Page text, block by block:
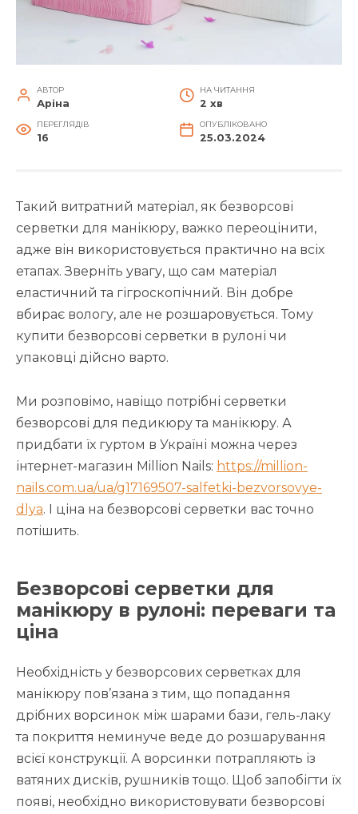
АВТОР
Аріна
НА ЧИТАННЯ
2 хв
ПЕРЕГЛЯДІВ
16
ОПУБЛІКОВАНО
25.03.2024
Такий витратний матеріал, як безворсові
серветки для манікюру, важко переоцінити,
адже він використовується практично на всіх
етапах. Зверніть увагу, що сам матеріал
еластичний та гігроскопічний. Він добре
вбирає вологу, але не розшаровується. Тому
купити безворсові серветки в рулоні чи
упаковці дійсно варто.
Ми розповімо, навіщо потрібні серветки
безворсові для педикюру та манікюру. А
придбати їх гуртом в Україні можна через
інтернет-магазин Million Nails: https://million-
nails.com.ua/ua/g17169507-salfetki-bezvorsovye-
dlya. І ціна на безворсові серветки вас точно
потішить.
Безворсові серветки для
манікюру в рулоні: переваги та
ціна
Необхідність у безворсових серветках для
манікюру пов’язана з тим, що попадання
дрібних ворсинок між шарами бази, гель-лаку
та покриття неминуче веде до розшарування
всієї конструкції. А ворсинки потрапляють із
ватяних дисків, рушників тощо. Щоб запобігти їх
появі, необхідно використовувати безворсові